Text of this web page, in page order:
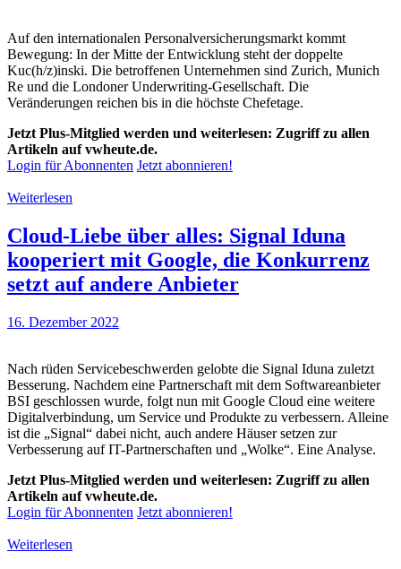
Auf den internationalen Personalversicherungsmarkt kommt
Bewegung: In der Mitte der Entwicklung steht der doppelte
Kuc(h/z)inski. Die betroffenen Unternehmen sind Zurich, Munich
Re und die Londoner Underwriting-Gesellschaft. Die
Veränderungen reichen bis in die höchste Chefetage.
Jetzt Plus-Mitglied werden und weiterlesen: Zugriff zu allen
Artikeln auf vwheute.de.
Login für Abonnenten Jetzt abonnieren!
Weiterlesen
Cloud-Liebe über alles: Signal Iduna
kooperiert mit Google, die Konkurrenz
setzt auf andere Anbieter
16. Dezember 2022
Nach rüden Servicebeschwerden gelobte die Signal Iduna zuletzt
Besserung. Nachdem eine Partnerschaft mit dem Softwareanbieter
BSI geschlossen wurde, folgt nun mit Google Cloud eine weitere
Digitalverbindung, um Service und Produkte zu verbessern. Alleine
ist die „Signal“ dabei nicht, auch andere Häuser setzen zur
Verbesserung auf IT-Partnerschaften und „Wolke“. Eine Analyse.
Jetzt Plus-Mitglied werden und weiterlesen: Zugriff zu allen
Artikeln auf vwheute.de.
Login für Abonnenten Jetzt abonnieren!
Weiterlesen